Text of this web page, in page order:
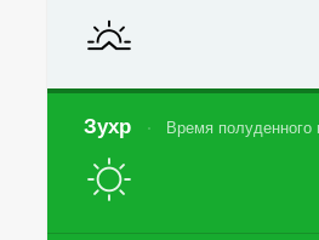
Зухр Время полуденного